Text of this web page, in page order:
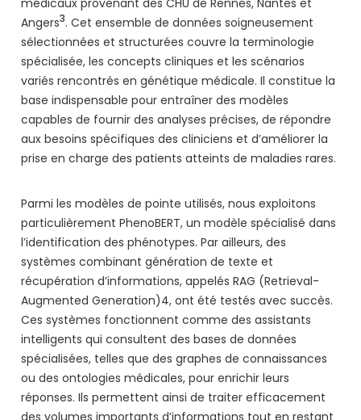
médicaux provenant des CHU de Rennes, Nantes et
Angers3. Cet ensemble de données soigneusement
sélectionnées et structurées couvre la terminologie
spécialisée, les concepts cliniques et les scénarios
variés rencontrés en génétique médicale. Il constitue la
base indispensable pour entraîner des modèles
capables de fournir des analyses précises, de répondre
aux besoins spécifiques des cliniciens et d’améliorer la
prise en charge des patients atteints de maladies rares.
Parmi les modèles de pointe utilisés, nous exploitons
particulièrement PhenoBERT, un modèle spécialisé dans
l’identification des phénotypes. Par ailleurs, des
systèmes combinant génération de texte et
récupération d’informations, appelés RAG (Retrieval-
Augmented Generation)4, ont été testés avec succès.
Ces systèmes fonctionnent comme des assistants
intelligents qui consultent des bases de données
spécialisées, telles que des graphes de connaissances
ou des ontologies médicales, pour enrichir leurs
réponses. Ils permettent ainsi de traiter efficacement